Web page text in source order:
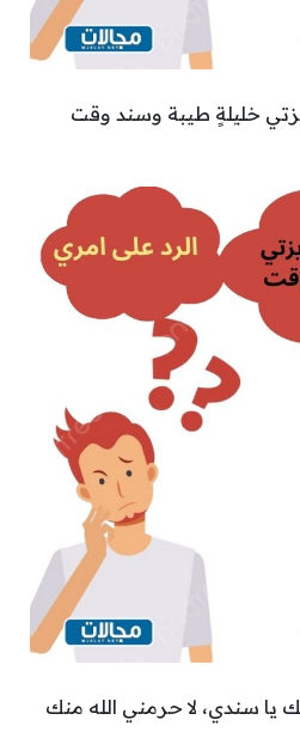
خليلةٍ طيبة وسند وقت
يا سندي، لا حرمني الله منك